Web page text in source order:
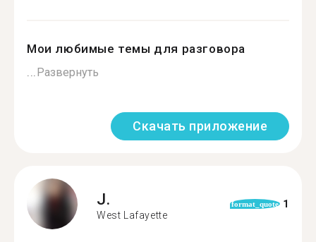
Мои любимые темы для разговора
...Развернуть
Скачать приложение
J.
West Lafayette
format_quote 1